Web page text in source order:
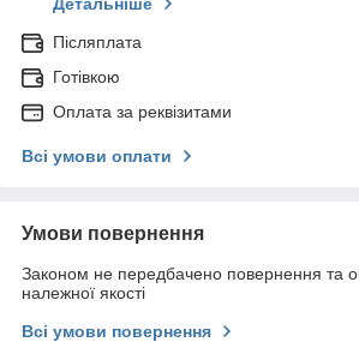
Детальніше
Післяплата
Готівкою
Оплата за реквізитами
Всі умови оплати
Умови повернення
Законом не передбачено повернення та
належної якості
Всі умови повернення